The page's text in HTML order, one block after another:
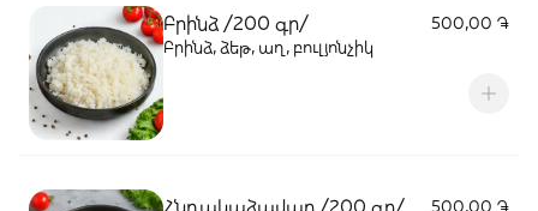
Բրինձ /200 գր/
500,00 ֏
Բրինձ, ձեթ, աղ, բուլյոնչիկ
Հնդակաձավար /200 գր/
500,00 ֏